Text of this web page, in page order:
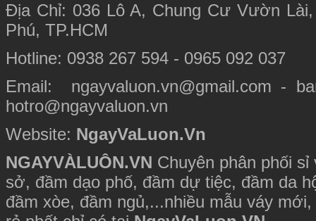
Địa Chỉ: 036 Lô A, Chung Cư Vườn
Phú, TP.HCM
Hotline: 0938 267 594 - 0965 092 037
Email: ngayvaluon.vn@gmail.com -
hotro@ngayvaluon.vn
Website: NgayVaLuon.Vn
NGAYVÀLUÔN.VN Chuyên phân phối
sở, đầm dạo phố, đầm dự tiệc, đầm da
đầm xòe, đầm ngủ,...nhiều mẫu váy